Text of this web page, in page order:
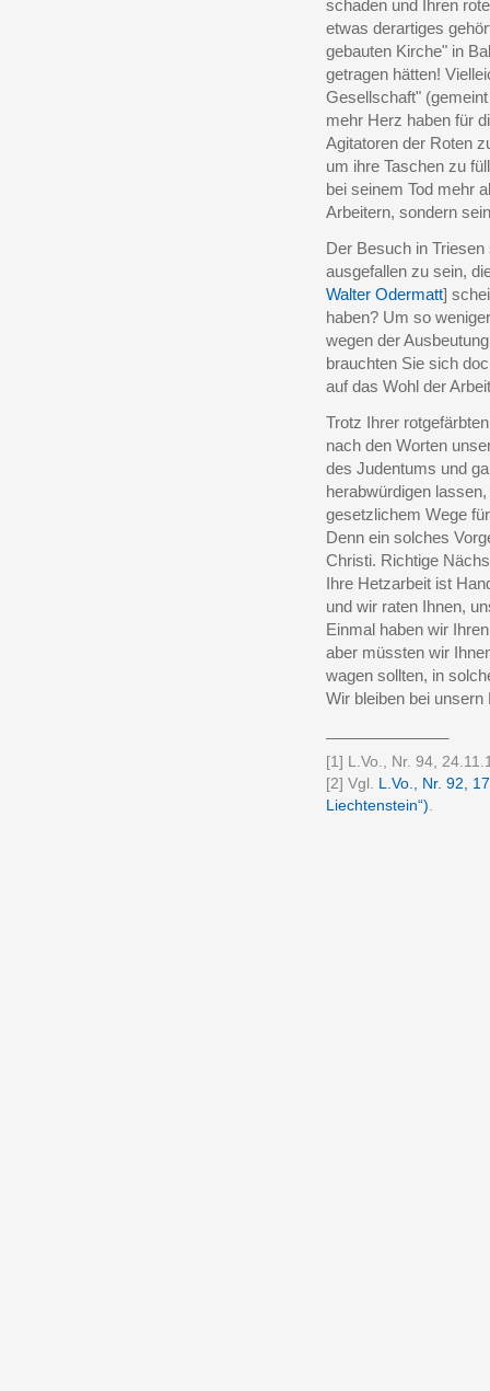
schaden und Ihren
etwas derartiges
gebauten Kirche" in
getragen hätten!
Gesellschaft"
mehr Herz haben für
Agitatoren der Roten
um ihre Taschen zu
bei seinem Tod mehr
Arbeitern, sondern
Der Besuch in
ausgefallen zu sein,
Walter Odermatt]
haben? Um so
wegen der
brauchten Sie sich
auf das Wohl der
Trotz Ihrer
nach den Worten
des Judentums und
herabwürdigen
gesetzlichem Wege
Denn ein solches
Christi. Richtige
Ihre Hetzarbeit ist
und wir raten Ihnen,
Einmal haben wir
aber müssten wir
wagen sollten, in
Wir bleiben bei
[1] L.Vo., Nr. 94,
[2] Vgl. L.Vo., Nr. 92,
Liechtenstein“).